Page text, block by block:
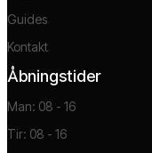
Guides
Kontakt
Åbningstider
Man: 08 - 16
Tir: 08 - 16